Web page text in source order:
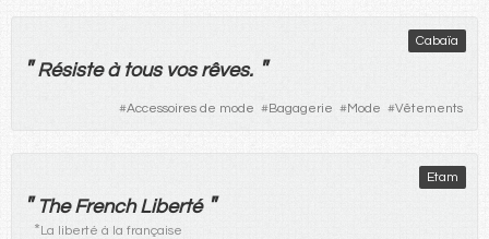
Cabaïa
" Résiste à tous vos rêves. "
#Accessoires de mode #Bagagerie #Mode #Vêtements
Etam
"The French Liberté "
*La liberté à la française